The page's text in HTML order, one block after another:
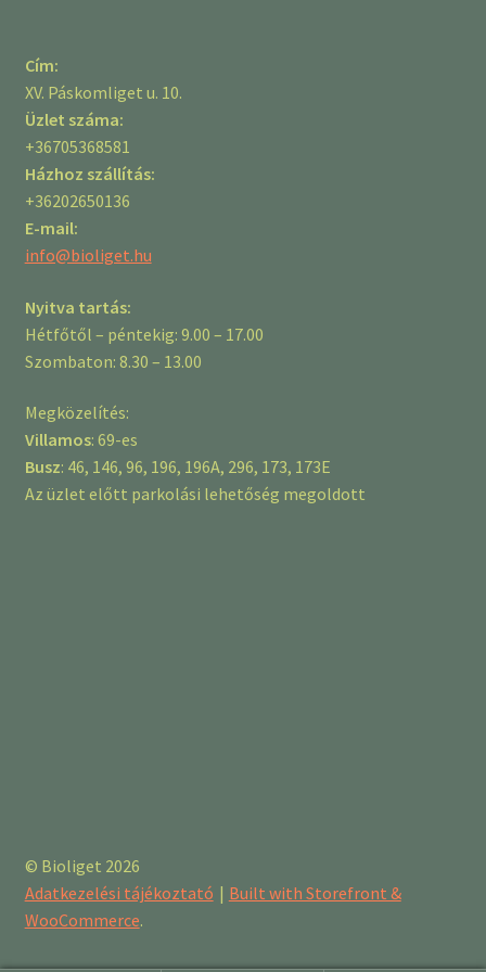
Cím:
XV. Páskomliget u. 10.
Üzlet száma:
+36705368581
Házhoz szállítás:
+36202650136
E-mail:
info@bioliget.hu
Nyitva tartás:
Hétfőtől – péntekig: 9.00 – 17.00
Szombaton: 8.30 – 13.00
Megközelítés:
Villamos: 69-es
Busz: 46, 146, 96, 196, 196A, 296, 173, 173E
Az üzlet előtt parkolási lehetőség megoldott
© Bioliget 2026
Adatkezelési tájékoztató
Built with Storefront &
WooCommerce.